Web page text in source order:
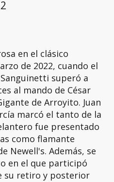
en el clásico
de 2022, cuando el
superó a
al mando de César
de Arroyito. Juan
marcó el tanto de la
fue presentado
como flamante
Newell's. Además, se
en el que participó
su retiro y posterior